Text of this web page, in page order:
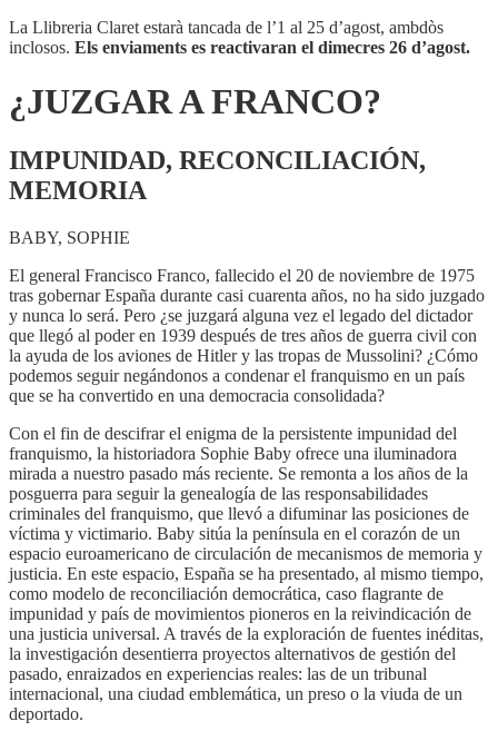
La Llibreria Claret estarà tancada de l’1 al 25 d’agost, ambdòs
inclosos. Els enviaments es reactivaran el dimecres 26 d’agost.
¿JUZGAR A FRANCO?
IMPUNIDAD, RECONCILIACIÓN,
MEMORIA
BABY, SOPHIE
El general Francisco Franco, fallecido el 20 de noviembre de 1975
tras gobernar España durante casi cuarenta años, no ha sido juzgado
y nunca lo será. Pero ¿se juzgará alguna vez el legado del dictador
que llegó al poder en 1939 después de tres años de guerra civil con
la ayuda de los aviones de Hitler y las tropas de Mussolini? ¿Cómo
podemos seguir negándonos a condenar el franquismo en un país
que se ha convertido en una democracia consolidada?
Con el fin de descifrar el enigma de la persistente impunidad del
franquismo, la historiadora Sophie Baby ofrece una iluminadora
mirada a nuestro pasado más reciente. Se remonta a los años de la
posguerra para seguir la genealogía de las responsabilidades
criminales del franquismo, que llevó a difuminar las posiciones de
víctima y victimario. Baby sitúa la península en el corazón de un
espacio euroamericano de circulación de mecanismos de memoria y
justicia. En este espacio, España se ha presentado, al mismo tiempo,
como modelo de reconciliación democrática, caso flagrante de
impunidad y país de movimientos pioneros en la reivindicación de
una justicia universal. A través de la exploración de fuentes inéditas,
la investigación desentierra proyectos alternativos de gestión del
pasado, enraizados en experiencias reales: las de un tribunal
internacional, una ciudad emblemática, un preso o la viuda de un
deportado.